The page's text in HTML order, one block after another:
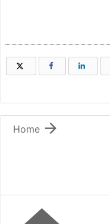
（新しいウィンドウで開きま
（新しいウィンド
（新しい

Home